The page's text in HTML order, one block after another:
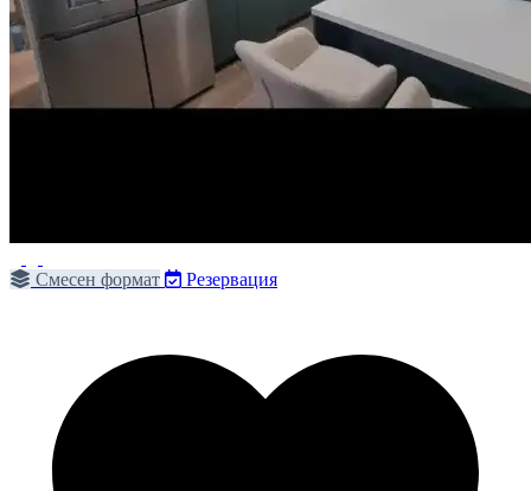
Смесен формат Резервация